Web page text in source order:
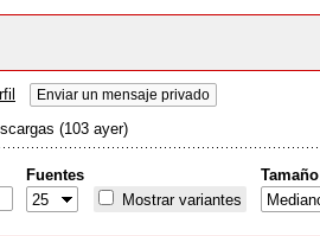
Enviar un mensaje privado
(103 ayer)
Fuentes
Mostrar variantes
Tamaño